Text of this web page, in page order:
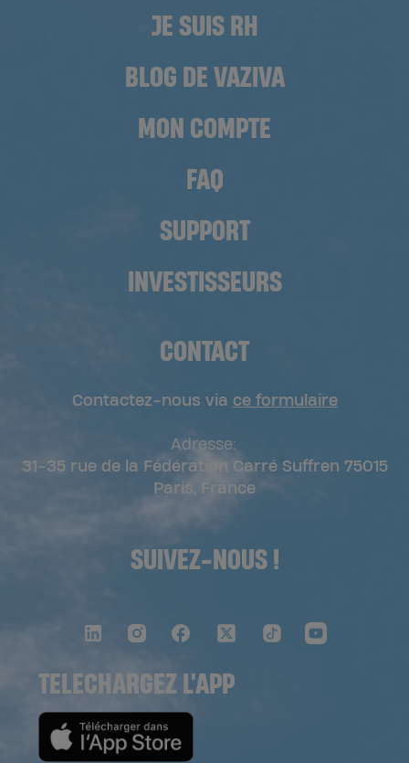
JE SUIS RH
BLOG DE VAZIVA
MON COMPTE
FAQ
SUPPORT
INVESTISSEURS
CONTACT
Contactez-nous via ce formulaire
Adresse:
31-35 rue de la Fédération Carré Suffren 75015
Paris, France
SUIVEZ-NOUS !
TELECHARGEZ L'APP